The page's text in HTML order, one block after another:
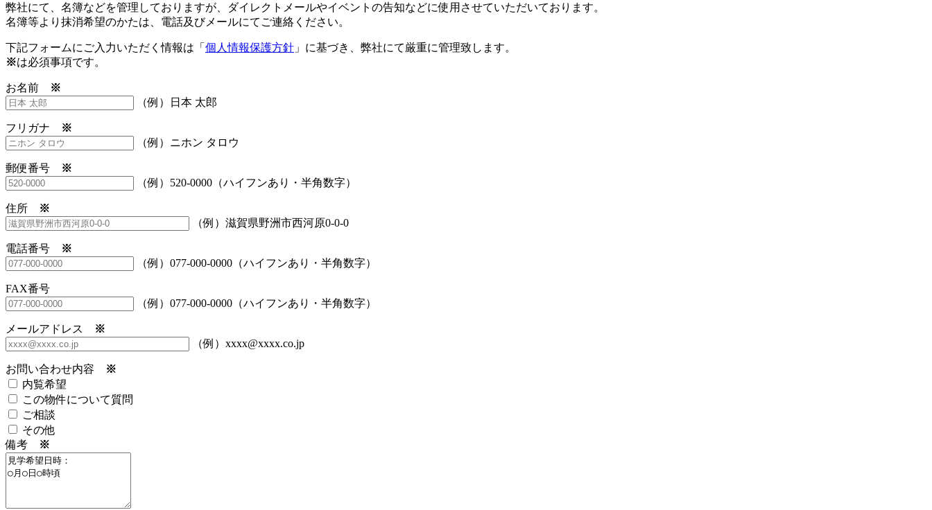
弊社にて、名簿などを管理しておりますが、ダイレクトメールやイベントの告知などに使用させていただいております。
名簿等より抹消希望のかたは、電話及びメールにてご連絡ください。
下記フォームにご入力いただく情報は「 個人情報保護方針 」に基づき、弊社にて厳重に管理致します。
※は必須事項です。
お名前
※
（例）日本 太郎
フリガナ
※
（例）ニホン タロウ
郵便番号
※
（例）520-0000（ハイフンあり・半角数字）
住所
※
（例）滋賀県野洲市西河原0-0-0
電話番号
※
（例）077-000-0000（ハイフンあり・半角数字）
FAX番号
（例）077-000-0000（ハイフンあり・半角数字）
メールアドレス
※
（例）xxxx@xxxx.co.jp
お問い合わせ内容
※
内覧希望
この物件について質問
ご相談
その他
備考
※